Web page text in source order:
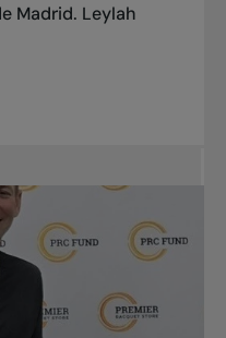
Madrid. Leylah